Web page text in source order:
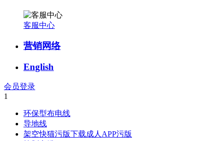
客服中心
营销网络
English
会员登录
1
环保型布电线
导地线
架空快猫污版下载成人APP污版